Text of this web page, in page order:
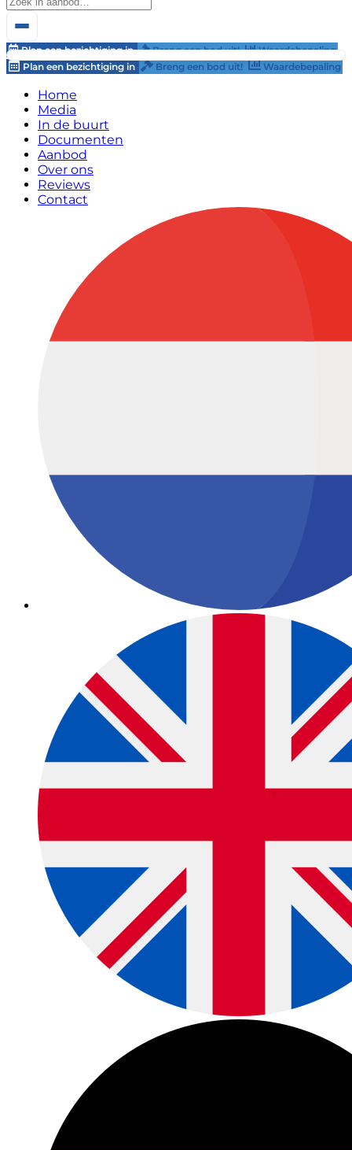
Plan een bezichtiging in Breng een bod uit!
Waardebepaling
Plan een bezichtiging in
Breng een bod uit! Waardebepaling
Home
Media
In de buurt
Documenten
Aanbod
Over ons
Reviews
Contact